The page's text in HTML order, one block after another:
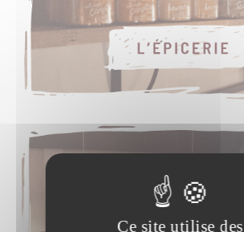
Ce site utilise des